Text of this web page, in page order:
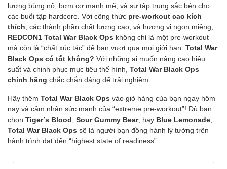
lượng bùng nổ, bơm cơ mạnh mẽ, và sự tập trung sắc bén cho
các buổi tập hardcore. Với công thức pre-workout cao kích
thích , các thành phần chất lượng cao, và hương vị ngon miệng,
REDCON1 Total War Black Ops không chỉ là một pre-workout
mà còn là “chất xúc tác” để bạn vượt qua mọi giới hạn. Total War
Black Ops có tốt không? Với những ai muốn nâng cao hiệu
suất và chinh phục mục tiêu thể hình, Total War Black Ops
chính hãng chắc chắn đáng để trải nghiệm.
Hãy thêm Total War Black Ops vào giỏ hàng của bạn ngay hôm
nay và cảm nhận sức mạnh của “extreme pre-workout”! Dù bạn
chọn Tiger’s Blood Sour Gummy Bear, hay Blue Lemonade
Total War Black Ops sẽ là người bạn đồng hành lý tưởng trên
hành trình đạt đến “highest state of readiness”.